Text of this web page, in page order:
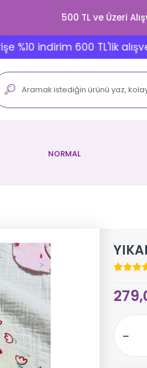
500 TL ve Üzeri
indirim 600 TL'lik alışverişe
NORMAL